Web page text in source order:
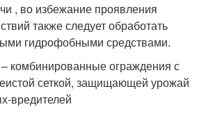
, во избежание проявления
также следует обработать
гидрофобными средствами.
комбинированные ограждения с
сеткой, защищающей урожай
вредителей